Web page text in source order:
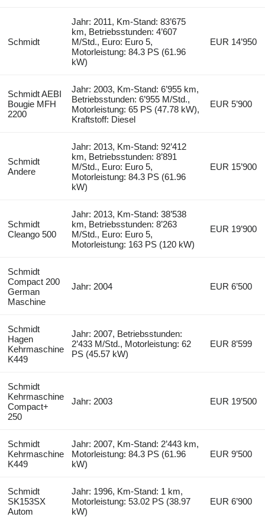
Schmidt
Jahr: 2011, Km-Stand: 83’675
km, Betriebsstunden: 4’607
M/Std., Euro: Euro 5,
Motorleistung: 84.3 PS (61.96
kW)
EUR 14’950
Schmidt AEBI
Bougie MFH
2200
Jahr: 2003, Km-Stand: 6’955 km,
Betriebsstunden: 6’955 M/Std.,
Motorleistung: 65 PS (47.78 kW),
Kraftstoff: Diesel
EUR 5’900
Schmidt
Andere
Jahr: 2013, Km-Stand: 92’412
km, Betriebsstunden: 8’891
M/Std., Euro: Euro 5,
Motorleistung: 84.3 PS (61.96
kW)
EUR 15’900
Schmidt
Cleango 500
Jahr: 2013, Km-Stand: 38’538
km, Betriebsstunden: 8’263
M/Std., Euro: Euro 5,
Motorleistung: 163 PS (120 kW)
EUR 19’900
Schmidt
Compact 200
German
Maschine
Jahr: 2004 EUR 6’500
Schmidt
Hagen
Kehrmaschine
K449
Jahr: 2007, Betriebsstunden:
2’433 M/Std., Motorleistung: 62
PS (45.57 kW)
EUR 8’599
Schmidt
Kehrmaschine
Compact+
250
Jahr: 2003 EUR 19’500
Schmidt
Kehrmaschine
K449
Jahr: 2007, Km-Stand: 2’443 km,
Motorleistung: 84.3 PS (61.96
kW)
EUR 9’500
Schmidt
SK153SX
Autom
Jahr: 1996, Km-Stand: 1 km,
Motorleistung: 53.02 PS (38.97
kW)
EUR 6’900